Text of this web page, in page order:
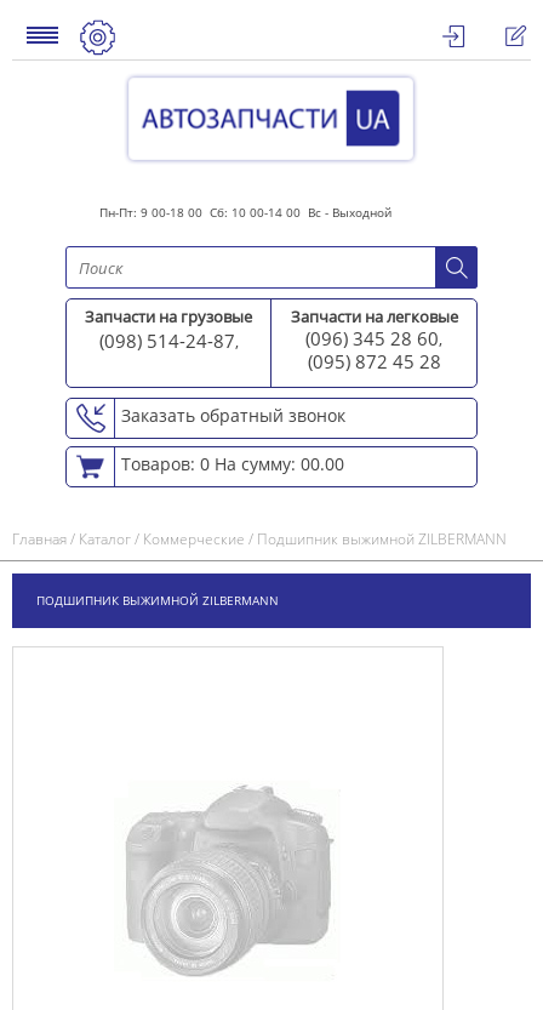
Пн-Пт: 9 00-18 00 Сб: 10 00-14 00 Вс - Выходной
Запчасти на грузовые
(098) 514-24-87,
Запчасти на легковые
(096) 345 28 60,
(095) 872 45 28
Заказать обратный звонок
Товаров: 0 На сумму: 00.00
Главная/ Каталог/ Коммерческие / Подшипник выжимной ZILBERMANN
ПОДШИПНИК ВЫЖИМНОЙ ZILBERMANN